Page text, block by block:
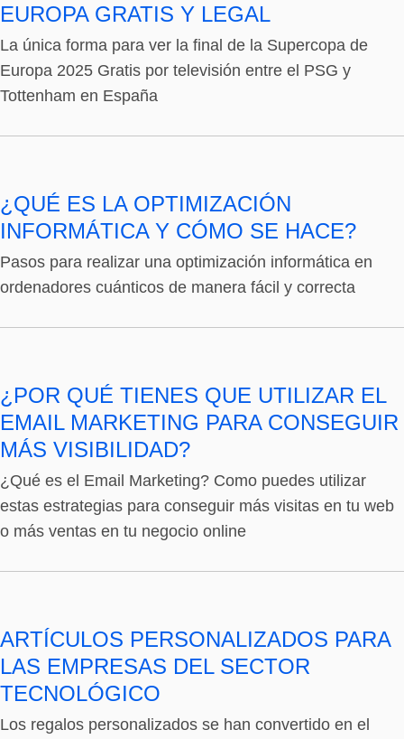
EUROPA GRATIS Y LEGAL
La única forma para ver la final de la Supercopa de
Europa 2025 Gratis por televisión entre el PSG y
Tottenham en España
¿QUÉ ES LA OPTIMIZACIÓN
INFORMÁTICA Y CÓMO SE HACE?
Pasos para realizar una optimización informática en
ordenadores cuánticos de manera fácil y correcta
¿POR QUÉ TIENES QUE UTILIZAR EL
EMAIL MARKETING PARA CONSEGUIR
MÁS VISIBILIDAD?
¿Qué es el Email Marketing? Como puedes utilizar
estas estrategias para conseguir más visitas en tu web
o más ventas en tu negocio online
ARTÍCULOS PERSONALIZADOS PARA
LAS EMPRESAS DEL SECTOR
TECNOLÓGICO
Los regalos personalizados se han convertido en el